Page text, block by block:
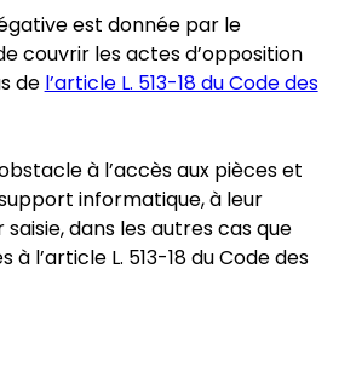
est donnée par le
couvrir les actes d’opposition
de l’article L. 513-18 du Code des
à l’accès aux pièces et
informatique, à leur
dans les autres cas que
à l’article L. 513-18 du Code des